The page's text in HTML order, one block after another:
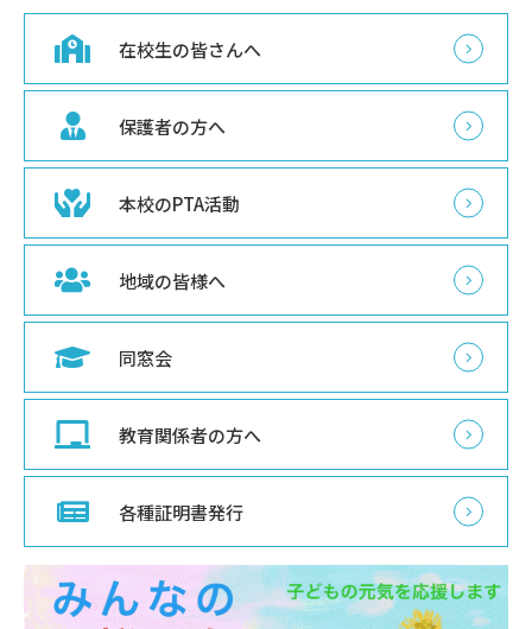
在校生の皆さんへ
保護者の方へ
本校のPTA活動
地域の皆様へ
同窓会
教育関係者の方へ
各種証明書発行